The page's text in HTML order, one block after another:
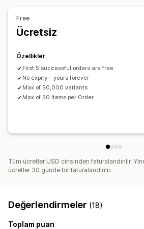
Free
Ücretsiz
Özellikler
First 5 successful orders are free
No expiry – yours forever
Max of 50,000 variants
Max of 50 Items per Order
Tüm ücretler USD cinsinden faturalandırılır.
ücretler 30 günde bir faturalandırılır.
Değerlendirmeler (18)
Toplam puan